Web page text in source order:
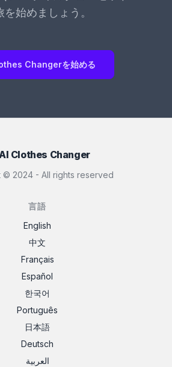
を始めましょう。
Changerを始める
Clothes Changer
© 2024- All rights reserved
言語
English
中文
Français
Español
한국어
Português
日本語
Deutsch
العربية